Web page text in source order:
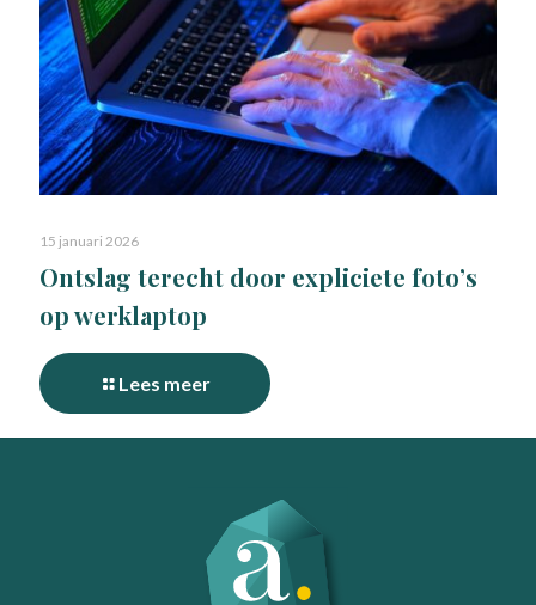
15 januari 2026
Ontslag terecht door expliciete foto’s
op werklaptop
Lees meer